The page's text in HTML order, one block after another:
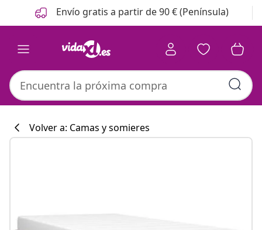
Anterior
Siguiente Envío gratis a partir de 90 € (Península)
#sharemevidaxl
Volver a: Camas y somieres